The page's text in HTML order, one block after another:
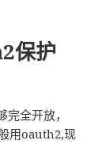
保护
全开放，
用oauth2,现